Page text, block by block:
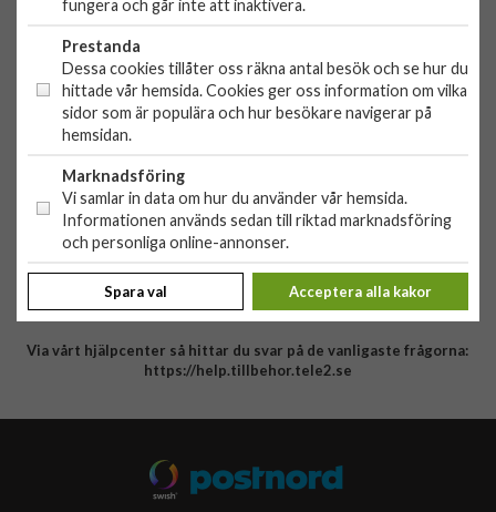
15242 Södertälje
OBS!
HANDLA
Nyheter
Varumärken
Specialkategorier
Kundservice
90 dagars öppet köp
Köpevillkor
Om cookies
Integritetspolicy
Via vårt hjälpcenter så hittar du svar på de vanligaste frågorna:
https://help.tillbehor.tele2.se
fungera och går inte att inaktivera.
Prestanda
Dessa cookies tillåter oss räkna antal besök och se hur du
hittade vår hemsida. Cookies ger oss information om vilka
sidor som är populära och hur besökare navigerar på
hemsidan.
Marknadsföring
Vi samlar in data om hur du använder vår hemsida.
Informationen används sedan till riktad marknadsföring
och personliga online-annonser.
Spara val Acceptera alla kakor